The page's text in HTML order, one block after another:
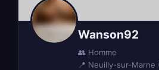
Wanson92
👥 Homme
📍 Neuilly-sur-